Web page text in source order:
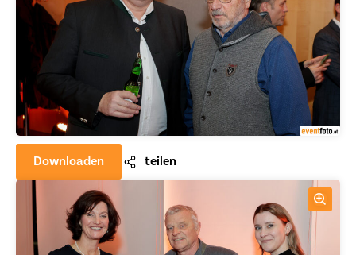
Downloaden teilen